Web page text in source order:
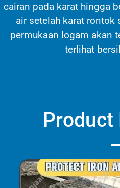
cairan pada karat hingga
air setelah karat rontok
permukaan logam akan
terlihat
Product